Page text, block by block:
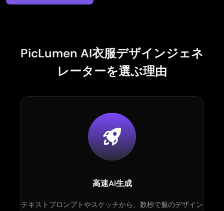
PicLumen AI衣服デザインジェネ
レーターを選ぶ理由
高速AI生成
テキストプロンプトやスケッチから、数秒で服のデザイン